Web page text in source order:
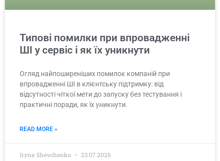
Типові помилки при впровадженні
ШІ у сервіс і як їх уникнути
Огляд найпоширеніших помилок компаній при
впровадженні ШІ в клієнтську підтримку: від
відсутності чіткої мети до запуску без тестування і
практичні поради, як їх уникнути.
READ MORE »
Iryna Shevchenko 23.07.2026